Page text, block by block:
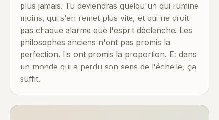
plus jamais. Tu deviendras quelqu'un qui rumine
moins, qui s'en remet plus vite, et qui ne croit
pas chaque alarme que l'esprit déclenche. Les
philosophes anciens n'ont pas promis la
perfection. Ils ont promis la proportion. Et dans
un monde qui a perdu son sens de l'échelle, ça
suffit.